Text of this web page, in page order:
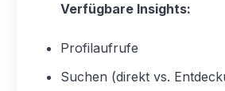
Verfügbare Insights:
Profilaufrufe
Suchen (direkt vs.